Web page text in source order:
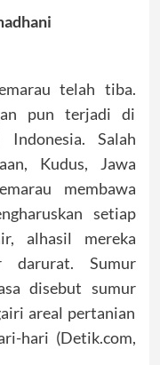
telah tiba.
pun terjadi di
Salah
Kudus, Jawa
membawa
setiap
alhasil mereka
darurat. Sumur
disebut sumur
areal pertanian
hari (Detik.com,